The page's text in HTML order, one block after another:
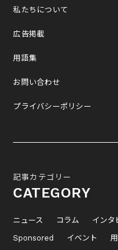
私たちについて
広告掲載
用語集
お問い合わせ
プライバシーポリシー
記事カテゴリー
CATEGORY
ニュース コラム インタ
Sponsored
イベント